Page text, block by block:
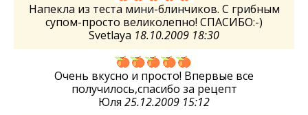
Напекла из теста мини-блинчиков. С грибным
супом-просто великолепно! СПАСИБО:-)
Svetlaya 18.10.2009 18:30
Очень вкусно и просто! Впервые все
получилось,спасибо за рецепт
Юля 25.12.2009 15:12